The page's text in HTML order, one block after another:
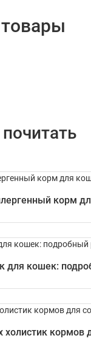
корм
для кошек:
кормов